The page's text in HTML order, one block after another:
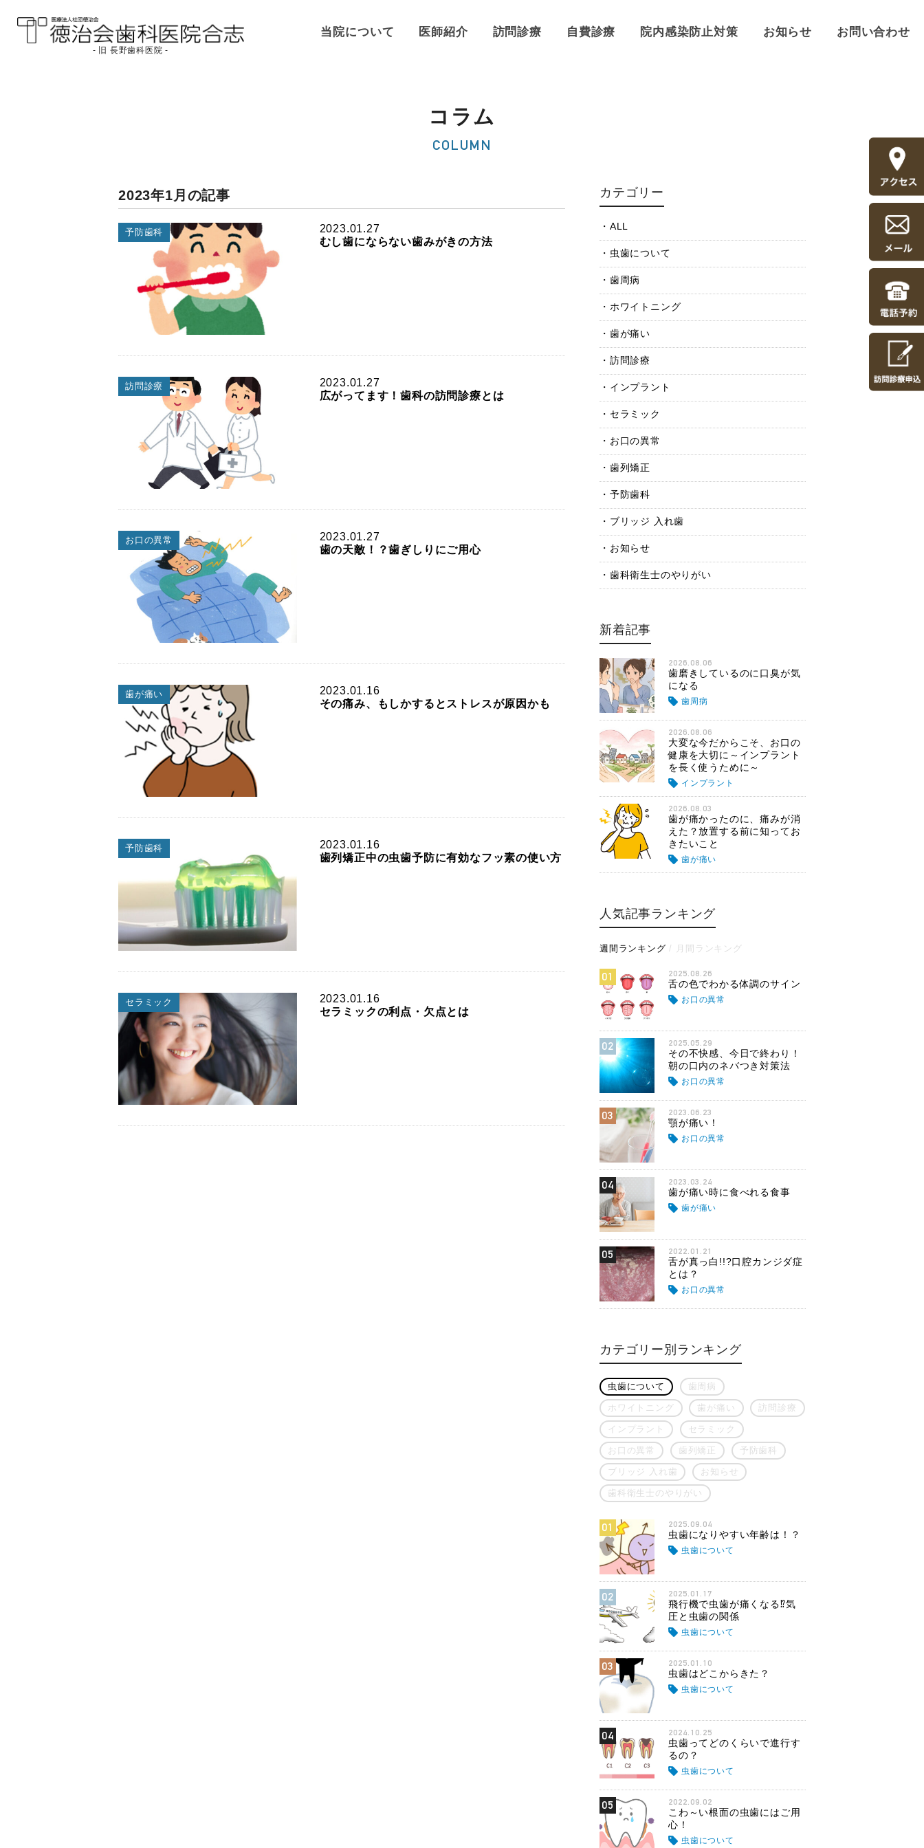
医療法人社団徳治会
- 旧 長野歯科医院 -
当院について 医師紹介 訪問診療 自費診療 院内感染防止対策 お知らせ お問い合わせ
コラム
COLUMN
2023年1月の記事
2023.01.27
予防歯科
むし歯にならない歯みがきの方法
2023.01.27
訪問診療
広がってます！歯科の訪問診療とは
2023.01.27
お口の異常
歯の天敵！？歯ぎしりにご用心
2023.01.16
歯が痛い
その痛み、もしかするとストレスが原因かも
2023.01.16
予防歯科
歯列矯正中の虫歯予防に有効なフッ素の使い方
2023.01.16
セラミック
セラミックの利点・欠点とは
カテゴリー
ALL
虫歯について
歯周病
ホワイトニング
歯が痛い
訪問診療
インプラント
セラミック
お口の異常
歯列矯正
予防歯科
ブリッジ 入れ歯
お知らせ
歯科衛生士のやりがい
新着記事
2026.08.06
歯磨きしているのに口臭が気
になる
歯周病
2026.08.06
大変な今だからこそ、お口の
健康を大切に～インプラント
を長く使うために～
インプラント
2026.08.03
歯が痛かったのに、痛みが消
えた？放置する前に知ってお
きたいこと
歯が痛い
人気記事ランキング
週間ランキング 月間ランキング
01 2025.08.26
舌の色でわかる体調のサイン
お口の異常
02 2025.05.29
その不快感、今日で終わり！
朝の口内のネバつき対策法
お口の異常
03 2023.06.23
顎が痛い！
お口の異常
04 2023.03.24
歯が痛い時に食べれる食事
歯が痛い
05 2022.01.21
舌が真っ白!!?口腔カンジダ症
とは？
お口の異常
カテゴリー別ランキング
虫歯について 歯周病
ホワイトニング 歯が痛い 訪問診療
インプラント セラミック
お口の異常 歯列矯正 予防歯科
ブリッジ 入れ歯 お知らせ
歯科衛生士のやりがい
01 2025.09.04
虫歯になりやすい年齢は！？
虫歯について
02 2025.01.17
飛行機で虫歯が痛くなる⁉気
圧と虫歯の関係
虫歯について
03 2025.01.10
虫歯はどこからきた？
虫歯について
04 2024.10.25
虫歯ってどのくらいで進行す
るの？
虫歯について
05 2022.09.02
こわ～い根面の虫歯にはご用
心！
虫歯について